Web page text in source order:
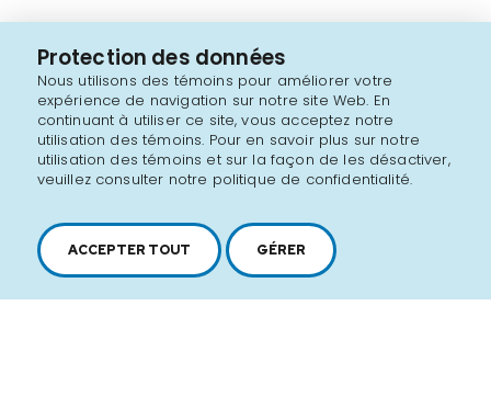
Protection des données
Nous utilisons des témoins pour améliorer votre
expérience de navigation sur notre site Web. En
continuant à utiliser ce site, vous acceptez notre
utilisation des témoins. Pour en savoir plus sur notre
utilisation des témoins et sur la façon de les désactiver,
veuillez consulter notre politique de confidentialité.
ACCEPTER TOUT GÉRER